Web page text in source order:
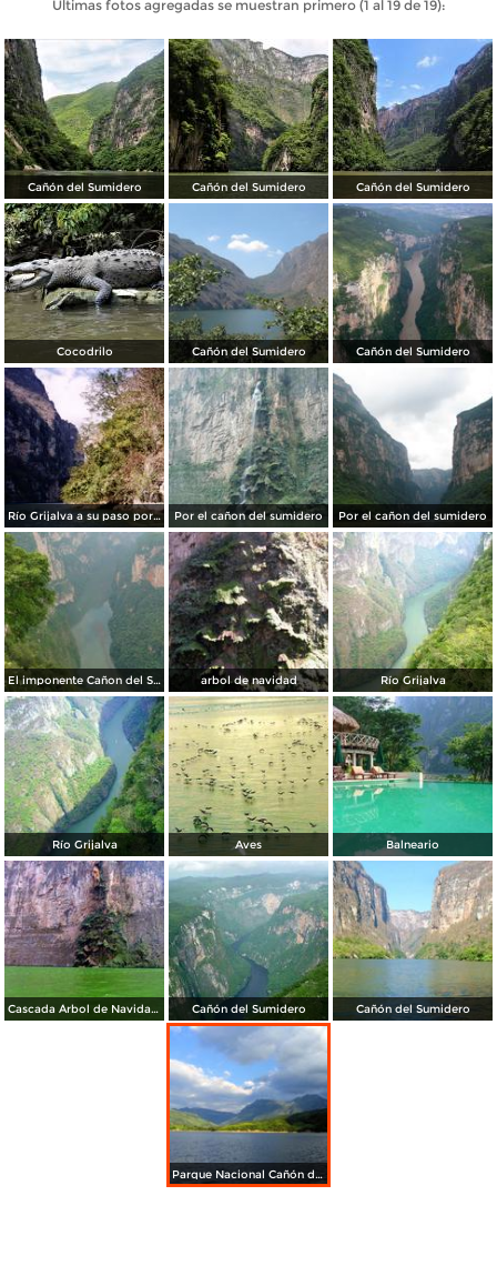
Últimas fotos agregadas se muestran primero (1 al 19 de 19):
Cañón del Sumidero Cañón del Sumidero Cañón del Sumidero
Cocodrilo Cañón del Sumidero Cañón del Sumidero
Río Grijalva a su paso por el cañón del sumidero. 2002 Por el cañon del sumidero Por el cañon del sumidero
El imponente Cañon del Sumiero arbol de navidad Río Grijalva
Río Grijalva Aves Balneario
Cascada Árbol de Navidad (sin agua) Cañón del Sumidero Cañón del Sumidero
Parque Nacional Cañón del Sumidero